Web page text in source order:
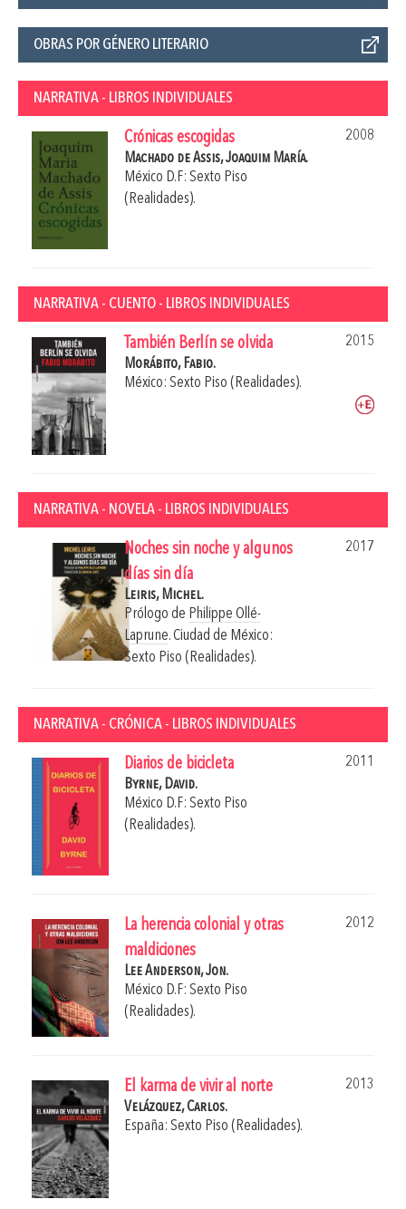
OBRAS POR GÉNERO LITERARIO
NARRATIVA - LIBROS INDIVIDUALES
Crónicas escogidas
2008
Machado de Assis, Joaquim María.
México D.F: Sexto Piso
(Realidades).
NARRATIVA - CUENTO - LIBROS INDIVIDUALES
También Berlín se olvida
2015
Morábito, Fabio.
México: Sexto Piso (Realidades).
NARRATIVA - NOVELA - LIBROS INDIVIDUALES
Noches sin noche y algunos
días sin día
2017
Leiris, Michel.
Prólogo de Philippe Ollé-
Laprune.Ciudad de México:
Sexto Piso (Realidades).
NARRATIVA - CRÓNICA - LIBROS INDIVIDUALES
Diarios de bicicleta
2011
Byrne, David.
México D.F: Sexto Piso
(Realidades).
La herencia colonial y otras
maldiciones
2012
Lee Anderson, Jon.
México D.F: Sexto Piso
(Realidades).
El karma de vivir al norte
2013
Velázquez, Carlos.
España: Sexto Piso (Realidades).